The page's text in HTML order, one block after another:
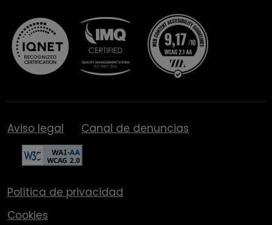
Aviso legal Canal de denuncias
Política de privacidad
Cookies